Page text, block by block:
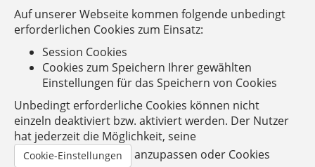
Auf unserer Webseite kommen folgende unbedingt
erforderlichen Cookies zum Einsatz:
Session Cookies
Cookies zum Speichern Ihrer gewählten
Einstellungen für das Speichern von Cookies
Unbedingt erforderliche Cookies können nicht
einzeln deaktiviert bzw. aktiviert werden. Der Nutzer
hat jederzeit die Möglichkeit, seine
Cookie-Einstellungen
anzupassen oder Cookies